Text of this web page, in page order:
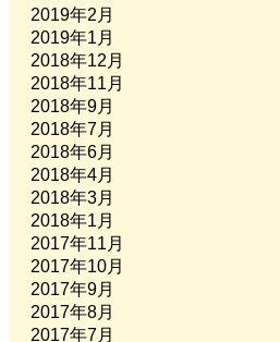
2019年2月
2019年1月
2018年12月
2018年11月
2018年9月
2018年7月
2018年6月
2018年4月
2018年3月
2018年1月
2017年11月
2017年10月
2017年9月
2017年8月
2017年7月